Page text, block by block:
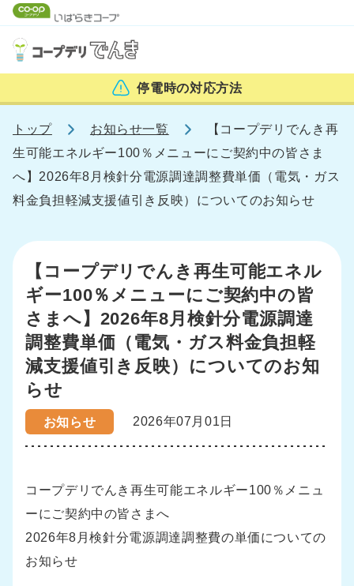
停電時の対応方法
トップ お知らせ一覧
【コープデリでんき再
生可能エネルギー100％メニューにご契約中の皆さま
へ】2026年8月検針分電源調達調整費単価（電気・ガス
料金負担軽減支援値引き反映）についてのお知らせ
【コープデリでんき再生可能エネル
ギー100％メニューにご契約中の皆
さまへ】2026年8月検針分電源調達
調整費単価（電気・ガス料金負担軽
減支援値引き反映）についてのお知
らせ
お知らせ 2026年07月01日
コープデリでんき再生可能エネルギー100％メニュ
ーにご契約中の皆さまへ
2026年8月検針分電源調達調整費の単価についての
お知らせ